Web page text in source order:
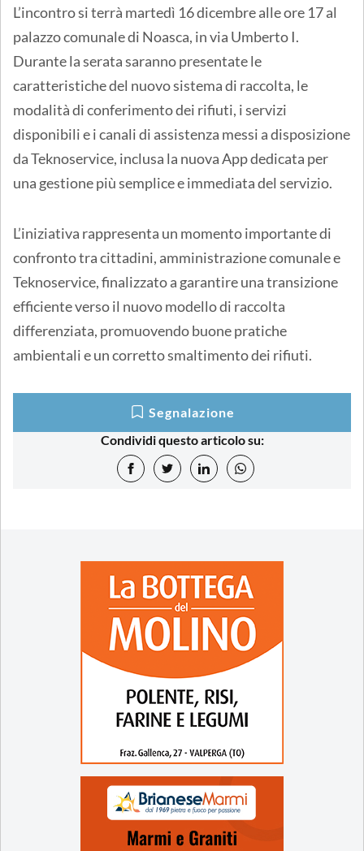
L’incontro si terrà martedì 16 dicembre alle ore 17 al
palazzo comunale di Noasca, in via Umberto I.
Durante la serata saranno presentate le
caratteristiche del nuovo sistema di raccolta, le
modalità di conferimento dei rifiuti, i servizi
disponibili e i canali di assistenza messi a disposizione
da Teknoservice, inclusa la nuova App dedicata per
una gestione più semplice e immediata del servizio.
L’iniziativa rappresenta un momento importante di
confronto tra cittadini, amministrazione comunale e
Teknoservice, finalizzato a garantire una transizione
efficiente verso il nuovo modello di raccolta
differenziata, promuovendo buone pratiche
ambientali e un corretto smaltimento dei rifiuti.
Segnalazione
Condividi questo articolo su: